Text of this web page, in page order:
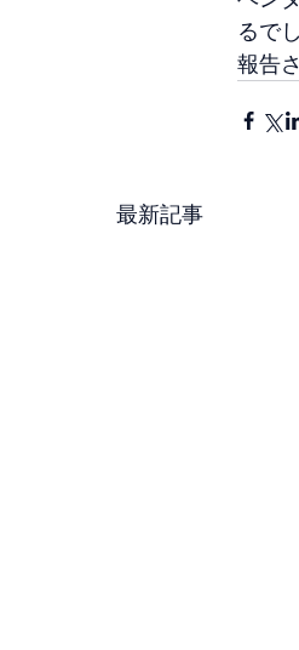
るで
報告
最新記事